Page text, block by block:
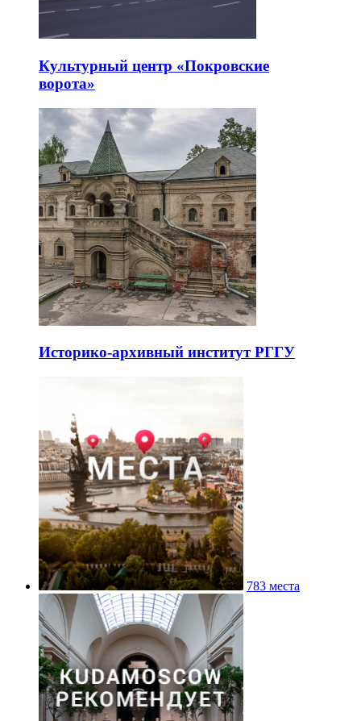
Культурный центр «Покровские
ворота»
Историко-архивный институт РГГУ
783 места